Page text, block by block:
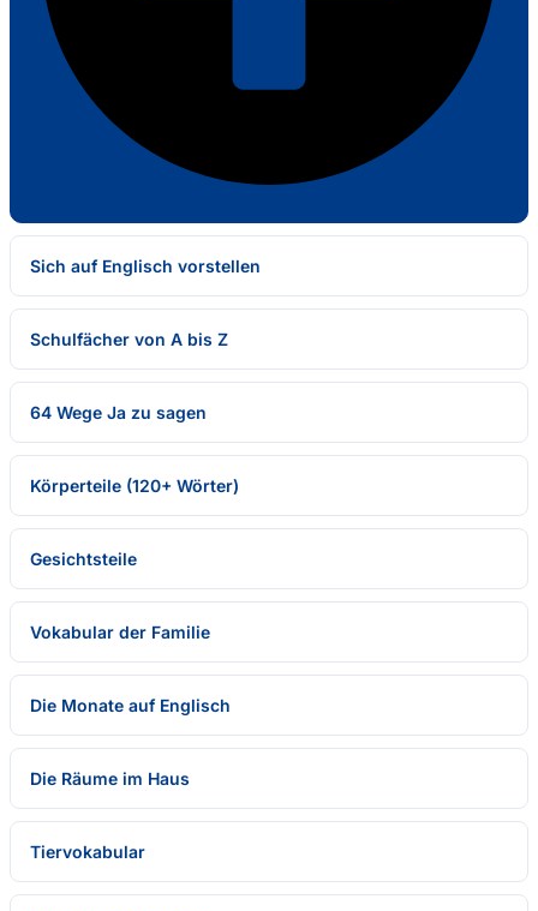
Sich auf Englisch vorstellen
Schulfächer von A bis Z
64 Wege Ja zu sagen
Körperteile (120+ Wörter)
Gesichtsteile
Vokabular der Familie
Die Monate auf Englisch
Die Räume im Haus
Tiervokabular